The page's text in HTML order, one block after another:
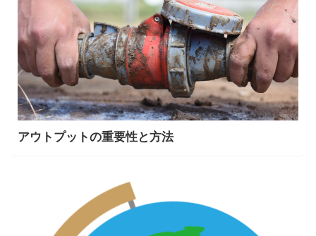
アウトプットの重要性と方法